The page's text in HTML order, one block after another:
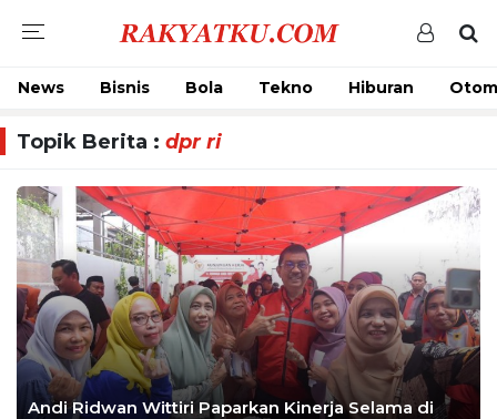
News Bisnis Bola Tekno Hiburan
Topik Berita : dpr ri
Andi Ridwan Wittiri Paparkan Kinerja Selama di